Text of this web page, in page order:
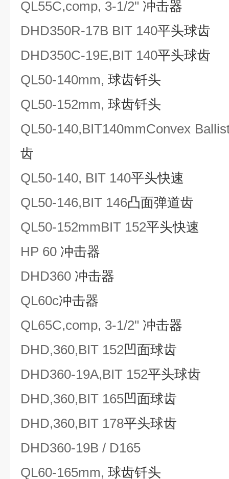
QL55C,comp, 3-1/2" 冲击器
DHD350R-17B BIT 140平头球齿
DHD350C-19E,BIT 140平头球齿
QL50-140mm, 球齿钎头
QL50-152mm, 球齿钎头
QL50-140,BIT140mmConvex
齿
QL50-140, BIT 140平头快速
QL50-146,BIT 146凸面弹道齿
QL50-152mmBIT 152平头快速
HP 60 冲击器
DHD360 冲击器
QL60c冲击器
QL65C,comp, 3-1/2" 冲击器
DHD,360,BIT 152凹面球齿
DHD360-19A,BIT 152平头球齿
DHD,360,BIT 165凹面球齿
DHD,360,BIT 178平头球齿
DHD360-19B / D165
QL60-165mm, 球齿钎头